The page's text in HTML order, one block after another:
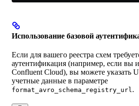
Использование базовой
Если для вашего реестра схем
аутентификация (например, если вы
Confluent Cloud), вы можете указать
учетные данные в параметре
format_avro_schema_registry_url.